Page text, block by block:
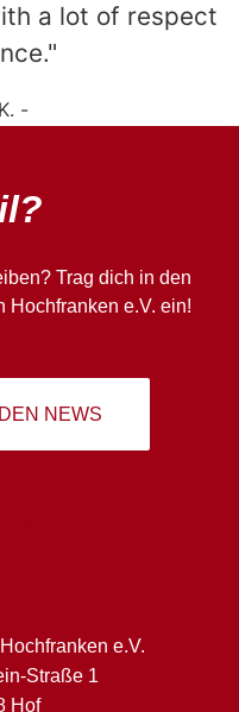
a lot of respect
-
Trag dich in den
Hochfranken e.V. ein!
NEWS
e.V.
Straße 1
Hof